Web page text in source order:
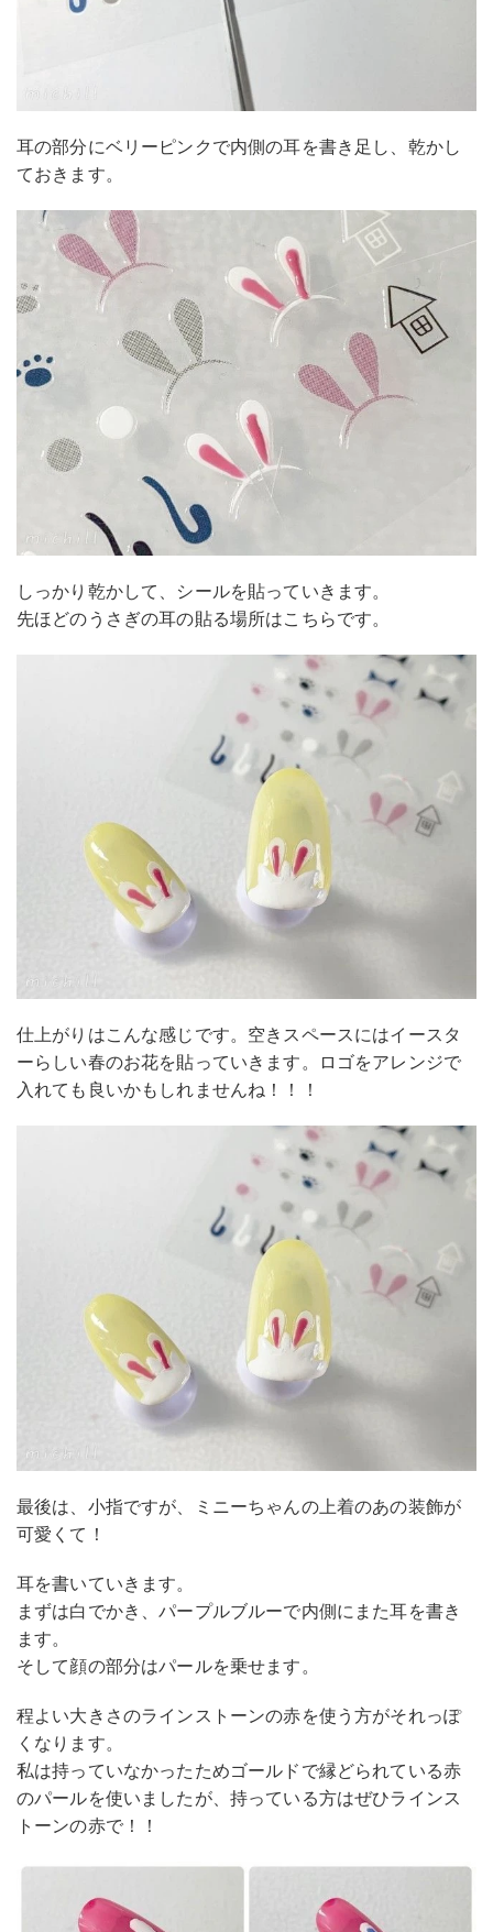
耳の部分にベリーピンクで内側の耳を書き足し、乾かし
ておきます。
しっかり乾かして、シールを貼っていきます。
先ほどのうさぎの耳の貼る場所はこちらです。
仕上がりはこんな感じです。空きスペースにはイースタ
ーらしい春のお花を貼っていきます。ロゴをアレンジで
入れても良いかもしれませんね！！！
最後は、小指ですが、ミニーちゃんの上着のあの装飾が
可愛くて！
耳を書いていきます。
まずは白でかき、パープルブルーで内側にまた耳を書き
ます。
そして顔の部分はパールを乗せます。
程よい大きさのラインストーンの赤を使う方がそれっぽ
くなります。
私は持っていなかったためゴールドで縁どられている赤
のパールを使いましたが、持っている方はぜひラインス
トーンの赤で！！